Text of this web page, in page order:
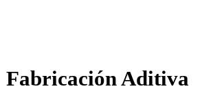
Fabricación Aditiva